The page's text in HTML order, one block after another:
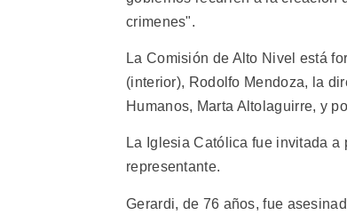
crimenes".
La Comisión de Alto Nivel está
(interior), Rodolfo Mendoza, la
Humanos, Marta Altolaguirre, y
La Iglesia Católica fue invitada
representante.
Gerardi, de 76 años, fue